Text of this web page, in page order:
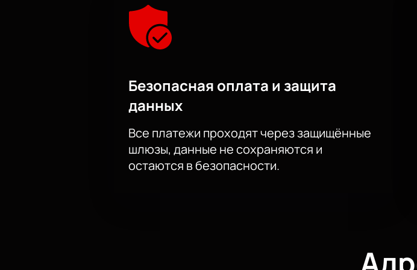
Безопасная оплата и защита
данных
Все платежи проходят через защищённые
шлюзы, данные не сохраняются и
остаются в безопасности.